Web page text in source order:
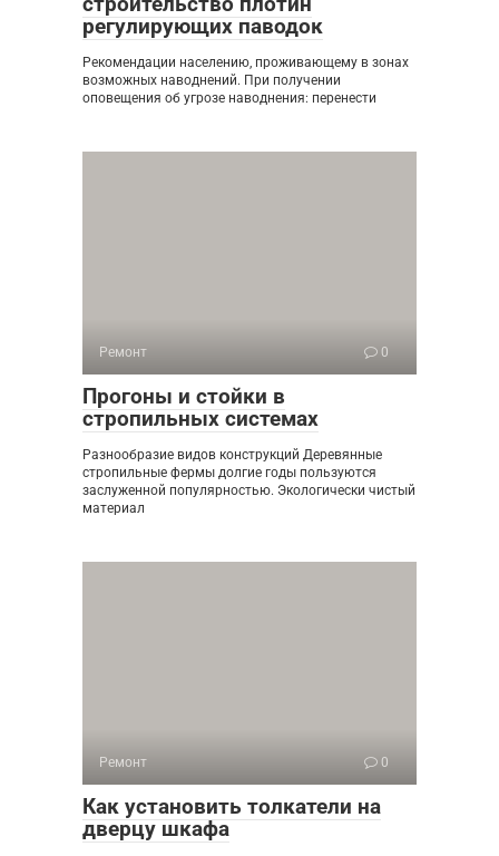
регулирующих паводок
Рекомендации населению, проживающему в зонах
возможных наводнений. При получении
оповещения об угрозе наводнения: перенести
Ремонт 0
Прогоны и стойки в
стропильных системах
Разнообразие видов конструкций Деревянные
стропильные фермы долгие годы пользуются
заслуженной популярностью. Экологически чистый
материал
Ремонт 0
Как установить толкатели на
дверцу шкафа